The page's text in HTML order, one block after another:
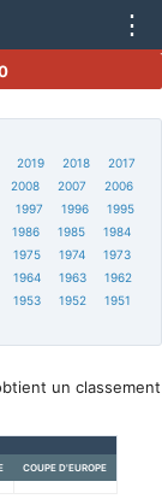
⋮
2019 2018
2017
2008 2007
2006
1997 1996
1995
1986 1985
1984
1975 1974
1973
1964 1963
1962
1953 1952
1951
un classement
COUPE D'EUROPE